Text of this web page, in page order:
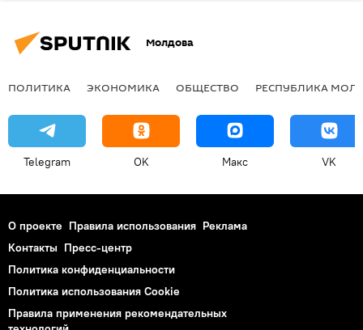
Молдова
ПОЛИТИКА ЭКОНОМИКА ОБЩЕСТВО РЕСПУБЛИКА
Telegram OK Макс VK
О проекте Правила использования Реклама
Контакты Пресс-центр
Политика конфиденциальности
Политика использования Cookie
Правила применения рекомендательных